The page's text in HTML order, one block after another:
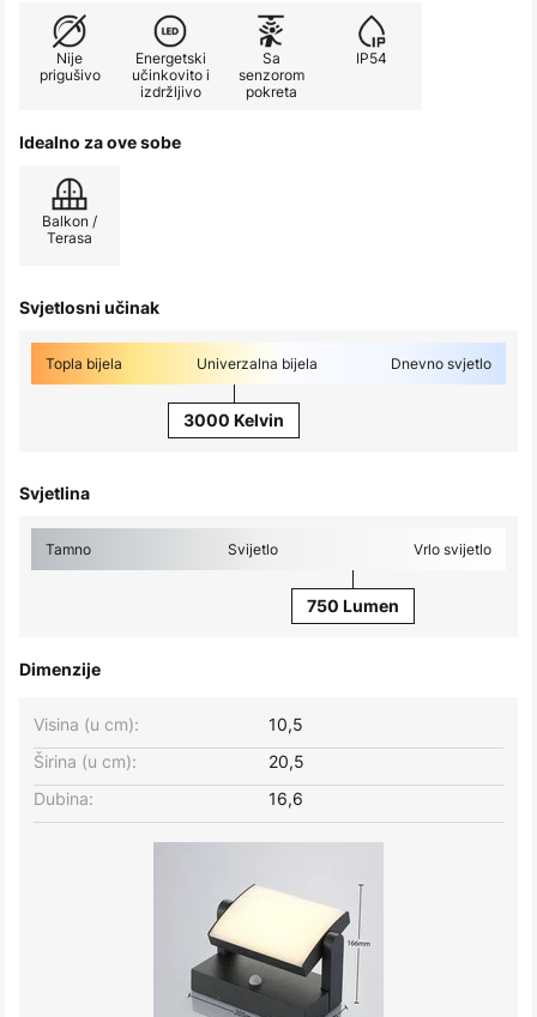
Nije
prigušivo
Energetski
učinkovito i
izdržljivo
Sa
senzorom
pokreta
IP54
Idealno za ove sobe
Balkon /
Terasa
Svjetlosni učinak
Topla bijela Univerzalna bijela Dnevno svjetlo
3000 Kelvin
Svjetlina
Tamno Svijetlo Vrlo svijetlo
750 Lumen
Dimenzije
Širina (u cm): 20,5
Visina (u cm): 10,5
Dubina: 16,6